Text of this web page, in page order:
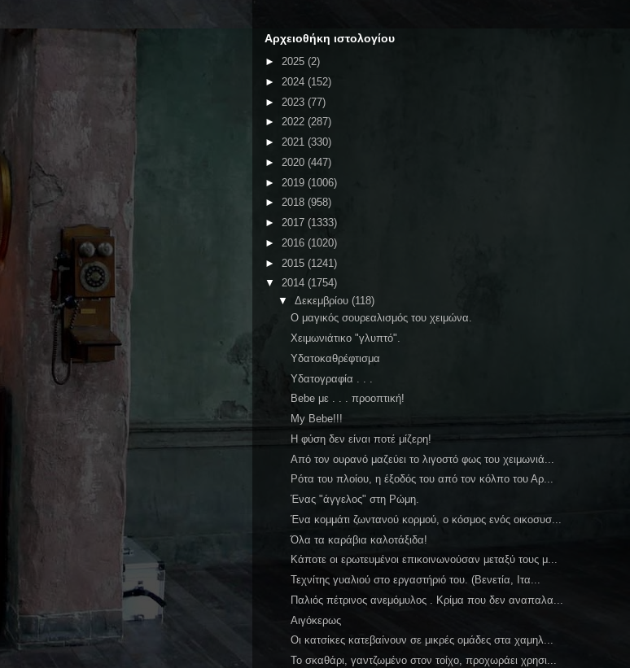
Αρχειοθήκη ιστολογίου
► 2025 (2)
► 2024 (152)
► 2023 (77)
► 2022 (287)
► 2021 (330)
► 2020 (447)
► 2019 (1006)
► 2018 (958)
► 2017 (1333)
► 2016 (1020)
► 2015 (1241)
▼ 2014 (1754)
▼ Δεκεμβρίου (118)
Ο μαγικός σουρεαλισμός του χειμώνα.
Χειμωνιάτικο "γλυπτό".
Υδατοκαθρέφτισμα
Υδατογραφία . . .
Bebe με . . . προοπτική!
My Bebe!!!
Η φύση δεν είναι ποτέ μίζερη!
Από τον ουρανό μαζεύει το λιγοστό φως του χειμωνιά...
Ρότα του πλοίου, η έξοδός του από τον κόλπο του Αρ...
Ένας "άγγελος" στη Ρώμη.
Ένα κομμάτι ζωντανού κορμού, ο κόσμος ενός οικοσυσ...
Όλα τα καράβια καλοτάξιδα!
Κάποτε οι ερωτευμένοι επικοινωνούσαν μεταξύ τους μ...
Τεχνίτης γυαλιού στο εργαστήριό του. (Βενετία, Ιτα...
Παλιός πέτρινος ανεμόμυλος . Κρίμα που δεν αναπαλα...
Αιγόκερως
Οι κατσίκες κατεβαίνουν σε μικρές ομάδες στα χαμηλ...
Το σκαθάρι, γαντζωμένο στον τοίχο, προχωράει χρησι...